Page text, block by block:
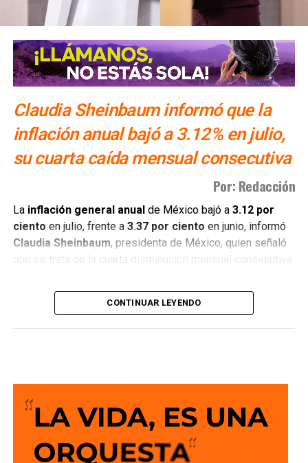
El equipo legal del exgobernador se acogió a la duplicidad
del término constitucional, por lo que la resolución sobre
su vinculación a proceso se definirá la próxima semana. En
su intervención frente a la autoridad judicial, el
señalamientos del Ministerio Público de la Federación:
Ayer fui detenido a las 10 de la mañana después de
12 años de la desaparición de los normalistas… Nunca
me he escondido“.
Detienen al ex gobernador Angel Aguirre por
caso Ayotzinapa
Claudia Sheinbaum informó que la
inflación anual bajó a 3.12% en julio,
su cuarta caída mensual consecutiva
Por: Redacción
La inflación general anual de México bajó a 3.12 por
ciento en julio, frente a 3.37 por ciento en junio, informó
Claudia Sheinbaum, presidenta de México, quien señaló
que se trata de la cuarta disminución mensual consecutiva.
Durante la conferencia matutina “Las mañaneras del
pueblo”, Sheinbaum atribuyó la baja a los acuerdos
el costo de una canasta básica de 24 productos, así como
al acuerdo para mantener el precio de la gasolina Magna
24 pesospor litro y el diésel en27 pesos
CONTINUAR LEYENDO